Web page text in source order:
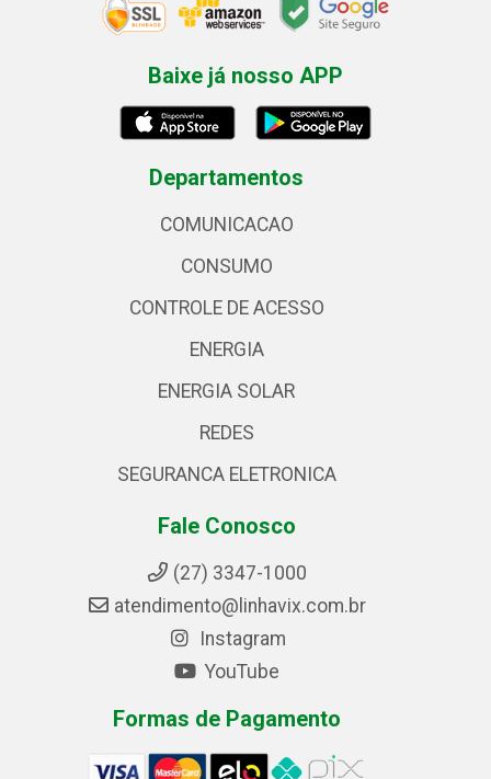
Baixe já nosso APP
Departamentos
COMUNICACAO
CONSUMO
CONTROLE DE ACESSO
ENERGIA
ENERGIA SOLAR
REDES
SEGURANCA ELETRONICA
Fale Conosco
(27) 3347-1000
atendimento@linhavix.com.br
Instagram
YouTube
Formas de Pagamento